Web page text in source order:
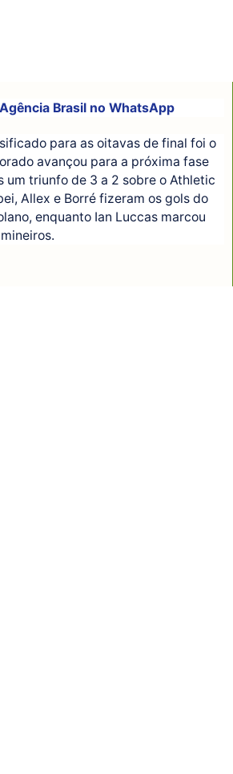
Agência Brasil no WhatsApp
para as oitavas de final foi o
avançou para a próxima fase
um triunfo de 3 a 2 sobre o Athletic
Allex e Borré fizeram os gols do
enquanto Ian Luccas marcou